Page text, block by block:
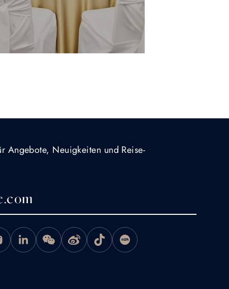
Angebote, Neuigkeiten und Reise-